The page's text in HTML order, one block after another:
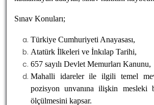
Sınav Konuları;
Türkiye Cumhuriyeti Anayasası,
Atatürk İlkeleri ve İnkılap Tarihi,
657 sayılı Devlet Memurları Kanunu,
Mahalli idareler ile ilgili temel
pozisyon unvanına ilişkin mesleki
ölçülmesini kapsar.